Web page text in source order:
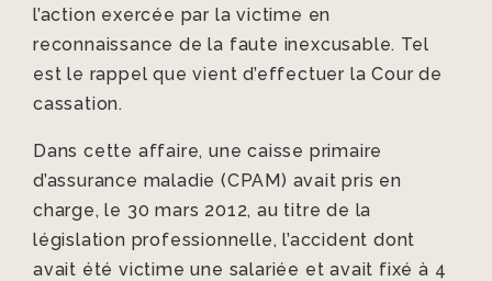
l’action exercée par la victime en
reconnaissance de la faute inexcusable. Tel
est le rappel que vient d’effectuer la Cour de
cassation.
Dans cette affaire, une caisse primaire
d’assurance maladie (CPAM) avait pris en
charge, le 30 mars 2012, au titre de la
législation professionnelle, l’accident dont
avait été victime une salariée et avait fixé à 4